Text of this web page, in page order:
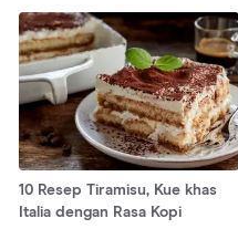
10 Resep Tiramisu, Kue khas
Italia dengan Rasa Kopi